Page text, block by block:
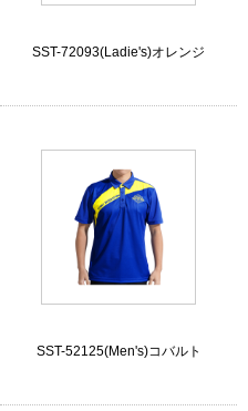
SST-72093(Ladie's)オレンジ
SST-52125(Men's)コバルト